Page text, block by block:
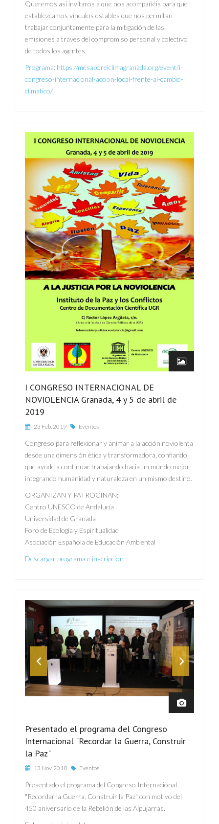
Queremos así invitaros a que nos acompañéis para que
establezcamos vínculos estables que nos permitan
trabajar conjuntamente para la mitigación de las
emisiones a través del compromiso personal y colectivo
de todos los agentes.
Programa: https://mesaporelclimagranada.org/event/i-
congreso-internacional-accion-local-frente-al-cambio-
climatico/
I CONGRESO INTERNACIONAL DE
NOVIOLENCIA Granada, 4 y 5 de abril de
2019
23 Feb, 2019 Eventos
Congreso para reflexionar y animar a la acción noviolenta
desde una dimensión ética y transformadora, confiando
que ayude a continuar trabajando hacia un mundo mejor,
integrando humanidad y naturaleza en un mismo destino.
ORGANIZAN Y PATROCINAN:
Centro UNESCO de Andalucía
Universidad de Granada
Foro de Ecología y Espiritualidad
Asociación Española de Educación Ambiental
Descargar programa e inscripcion
Presentado el programa del Congreso
Internacional "Recordar la Guerra, Construir
la Paz"
13 Nov, 2018 Eventos
Presentado el programa del Congreso Internacional
"Recordar la Guerra, Construir la Paz" con motivo del
450 aniversario de la Rebelión de las Alpujarras.